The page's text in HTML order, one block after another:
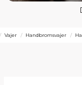
Vajer Handbromsvajer